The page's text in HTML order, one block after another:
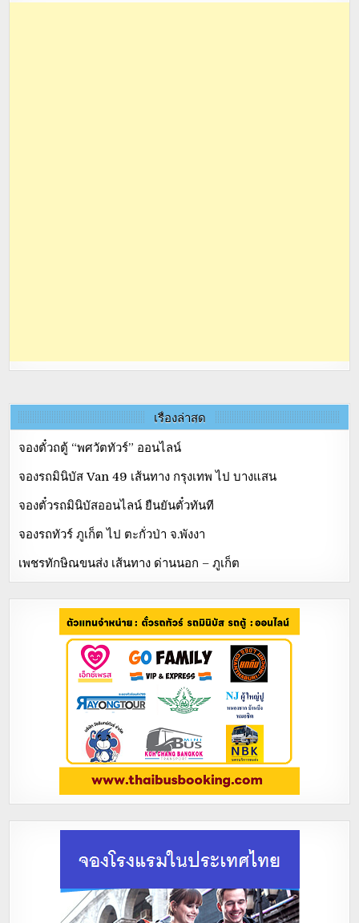
เรื่องล่าสุด
จองตั๋วถตู้ “พศวัตทัวร์” ออนไลน์
จองรถมินิบัส Van 49 เส้นทาง กรุงเทพ ไป บางแสน
จองตั๋วรถมินิบัสออนไลน์ ยืนยันตั๋วทันที
จองรถทัวร์ ภูเก็ต ไป ตะกั่วป่า จ.พังงา
เพชรทักษิณขนส่ง เส้นทาง ด่านนอก – ภูเก็ต